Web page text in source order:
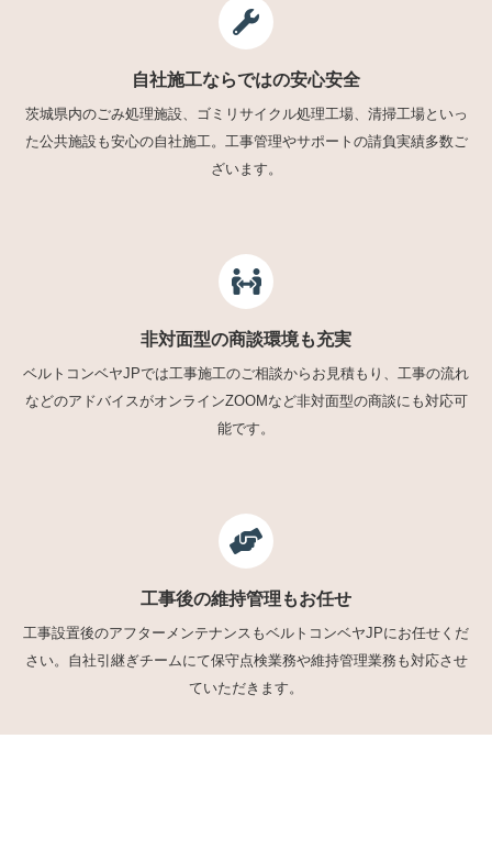
自社施工ならではの安心安全
茨城県内のごみ処理施設、ゴミリサイクル処理工場、清掃工場といっ
た公共施設も安心の自社施工。工事管理やサポートの請負実績多数ご
ざいます。
非対面型の商談環境も充実
ベルトコンベヤJPでは工事施工のご相談からお見積もり、工事の流れ
などのアドバイスがオンラインZOOMなど非対面型の商談にも対応可
能です。
工事後の維持管理もお任せ
工事設置後のアフターメンテナンスもベルトコンベヤJPにお任せくだ
さい。自社引継ぎチームにて保守点検業務や維持管理業務も対応させ
ていただきます。